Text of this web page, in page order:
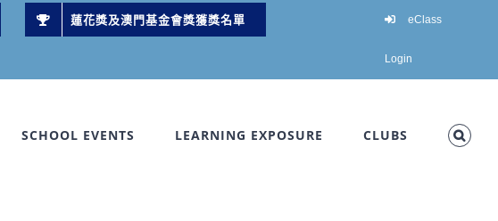
蓮花獎及澳門基金會獎獲獎名單 eClass
Login
SCHOOL EVENTS LEARNING EXPOSURE CLUBS